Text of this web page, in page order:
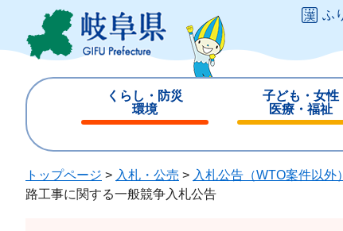
ジ
ュ
ふ
くらし・防災
環境
じ
子ども・女性
医療・福祉
じ
る
トップページ > 入札・公売 > 入札公告（WTO案件以外
路工事に関する一般競争入札公告